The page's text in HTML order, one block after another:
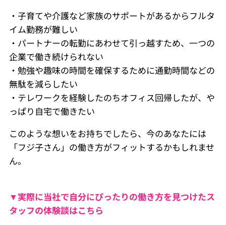
・子育てや介護など家族のサポートがあるからフルタ
イム勤務が難しい
・パートナーの転勤にあわせて引っ越すため、一つの
企業で働き続けられない
・勉強や趣味の時間を確保するために通勤時間などの
無駄を減らしたい
・テレワークを経験したのちオフィス回帰したが、や
っぱり自宅で働きたい
このような想いをお持ちでしたら、今のあなたには
「フジ子さん」の働き方がフィットするかもしれませ
ん。
▼実際に当社で自分にぴったりの働き方を見つけたス
タッフの体験談はこちら